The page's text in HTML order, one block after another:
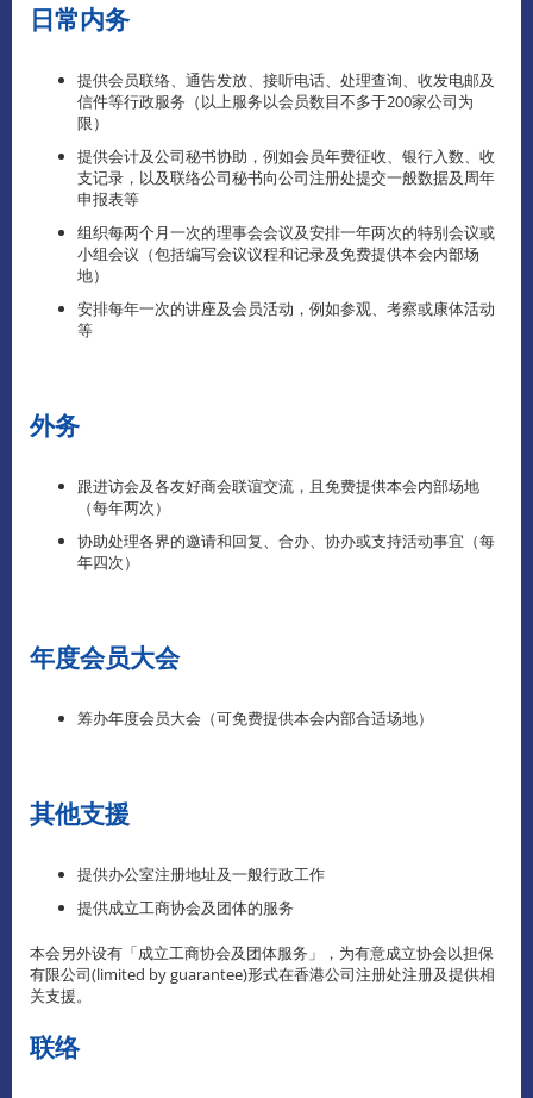
日常内务
提供会员联络、通告发放、接听电话、处理查询、收发电邮及
信件等行政服务（以上服务以会员数目不多于200家公司为
限）
提供会计及公司秘书协助，例如会员年费征收、银行入数、收
支记录，以及联络公司秘书向公司注册处提交一般数据及周年
申报表等
组织每两个月一次的理事会会议及安排一年两次的特别会议或
小组会议（包括编写会议议程和记录及免费提供本会内部场
地）
安排每年一次的讲座及会员活动，例如参观、考察或康体活动
等
外务
跟进访会及各友好商会联谊交流，且免费提供本会内部场地
（每年两次）
协助处理各界的邀请和回复、合办、协办或支持活动事宜（每
年四次）
年度会员大会
筹办年度会员大会（可免费提供本会内部合适场地）
其他支援
提供办公室注册地址及一般行政工作
提供成立工商协会及团体的服务
本会另外设有「成立工商协会及团体服务」，为有意成立协会以担保
有限公司(limited by guarantee)形式在香港公司注册处注册及提供相
关支援。
联络